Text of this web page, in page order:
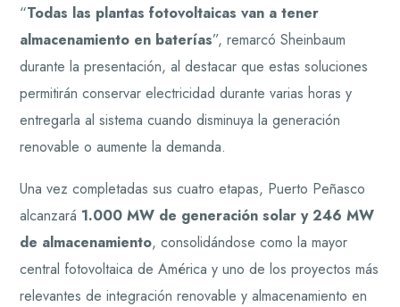
“Todas las plantas fotovoltaicas van a tener
almacenamiento en baterías”, remarcó Sheinbaum
durante la presentación, al destacar que estas soluciones
permitirán conservar electricidad durante varias horas y
entregarla al sistema cuando disminuya la generación
renovable o aumente la demanda.
Una vez completadas sus cuatro etapas, Puerto Peñasco
alcanzará 1.000 MW de generación solar y 246 MW
de almacenamiento, consolidándose como la mayor
central fotovoltaica de América y uno de los proyectos más
relevantes de integración renovable y almacenamiento en